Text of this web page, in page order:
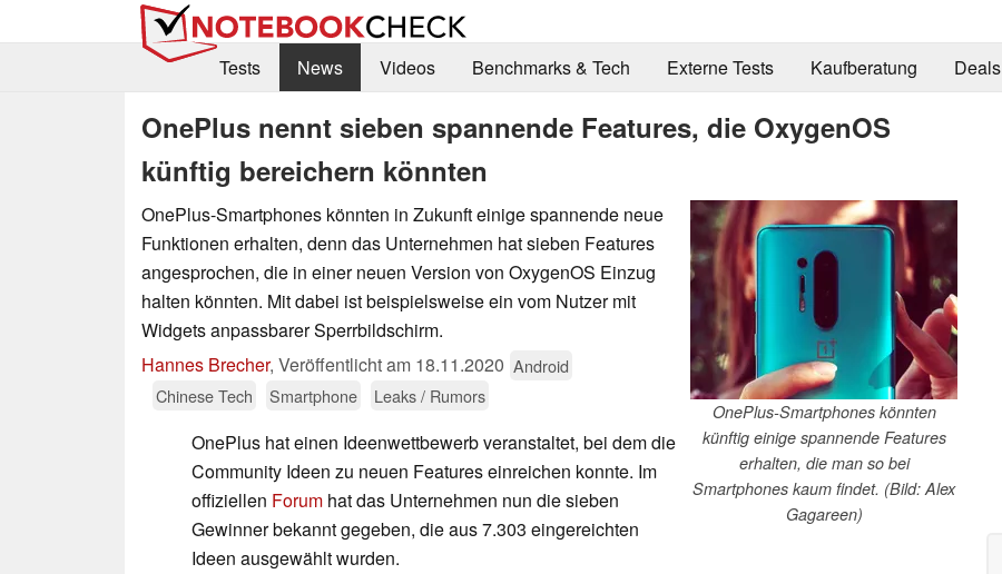
Tests
News Videos Benchmarks & Tech Externe Tests Kaufberatung Deals
OnePlus nennt sieben spannende Features, die OxygenOS
künftig bereichern könnten
OnePlus-Smartphones könnten
künftig einige spannende Features
erhalten, die man so bei
Smartphones kaum findet. (Bild: Alex
Gagareen)
OnePlus-Smartphones könnten in Zukunft einige spannende neue
Funktionen erhalten, denn das Unternehmen hat sieben Features
angesprochen, die in einer neuen Version von OxygenOS Einzug
halten könnten. Mit dabei ist beispielsweise ein vom Nutzer mit
Widgets anpassbarer Sperrbildschirm.
Hannes Brecher, Veröffentlicht am 18.11.2020 Android
Chinese Tech
Smartphone Leaks / Rumors
OnePlus hat einen Ideenwettbewerb veranstaltet, bei dem die
Community Ideen zu neuen Features einreichen konnte. Im
offiziellen Forum hat das Unternehmen nun die sieben
Gewinner bekannt gegeben, die aus 7.303 eingereichten
Ideen ausgewählt wurden.